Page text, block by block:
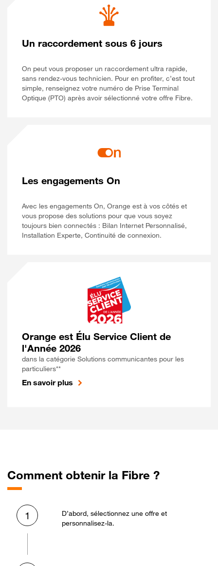
Un raccordement sous 6 jours
On peut vous proposer un raccordement ultra rapide,
sans rendez-vous technicien. Pour en profiter, c’est tout
simple, renseignez votre numéro de Prise Terminal
Optique (PTO) après avoir sélectionné votre offre Fibre.
Les engagements On
Avec les engagements On, Orange est à vos côtés et
vous propose des solutions pour que vous soyez
toujours bien connectés : Bilan Internet Personnalisé,
Installation Experte, Continuité de connexion.
Orange est Élu Service Client de
l'Année 2026
dans la catégorie Solutions communicantes pour les
particuliers**
En savoir plus
Comment obtenir la Fibre ?
1
D’abord, sélectionnez une offre et
personnalisez-la.